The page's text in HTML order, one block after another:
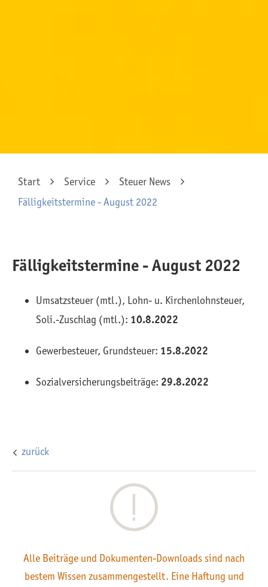
Start Service
Steuer News
Fälligkeitstermine - August 2022
Fälligkeitstermine - August 2022
Umsatzsteuer (mtl.), Lohn- u. Kirchenlohnsteuer,
Soli.-Zuschlag (mtl.): 10.8.2022
Gewerbesteuer, Grundsteuer: 15.8.2022
Sozialversicherungsbeiträge: 29.8.2022
zurück
Alle Beiträge und Dokumenten-Downloads sind nach
bestem Wissen zusammengestellt. Eine Haftung und